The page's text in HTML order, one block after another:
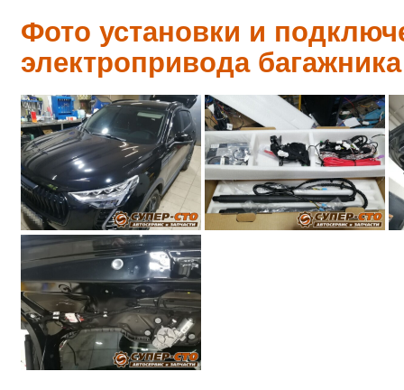
Фото установки и
электропривода